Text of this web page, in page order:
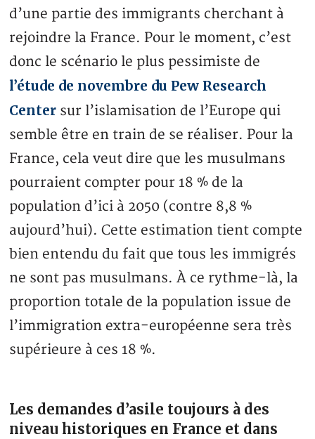
d’une partie des immigrants cherchant à
rejoindre la France. Pour le moment, c’est
donc le scénario le plus pessimiste de
l’étude de novembre du Pew Research
Center sur l’islamisation de l’Europe qui
semble être en train de se réaliser. Pour la
France, cela veut dire que les musulmans
pourraient compter pour 18 % de la
population d’ici à 2050 (contre 8,8 %
aujourd’hui). Cette estimation tient compte
bien entendu du fait que tous les immigrés
ne sont pas musulmans. À ce rythme-là, la
proportion totale de la population issue de
l’immigration extra-européenne sera très
supérieure à ces 18 %.
Les demandes d’asile toujours à des
niveau historiques en France et dans